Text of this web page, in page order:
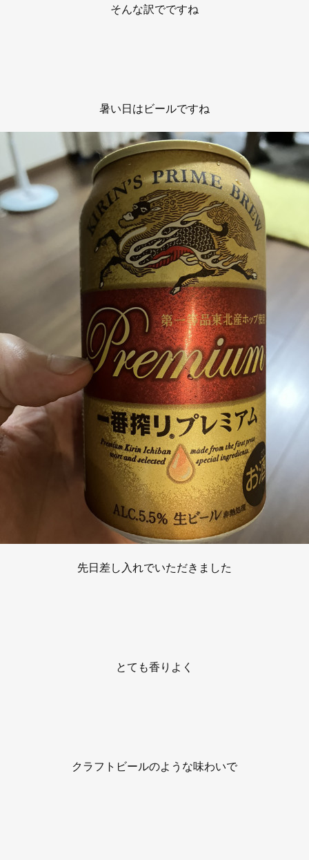
そんな訳でですね
暑い日はビールですね
先日差し入れでいただきました
とても香りよく
クラフトビールのような味わいで